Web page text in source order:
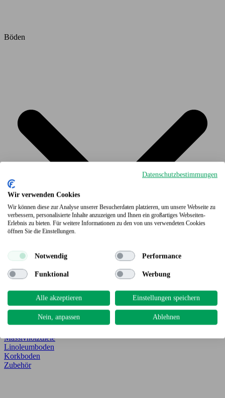
Böden
Vitawood Parkettboden
Vitawood Laminatboden
Parkettboden
Vinyl-/Designboden
Laminatboden
Massivholzdiele
Linoleumboden
Korkboden
Zubehör
Datenschutzbestimmungen
Wir verwenden Cookies
Wir können diese zur Analyse unserer Besucherdaten platzieren, um unsere Webseite zu
verbessern, personalisierte Inhalte anzuzeigen und Ihnen ein großartiges Webseiten-
Erlebnis zu bieten. Für weitere Informationen zu den von uns verwendeten Cookies
öffnen Sie die Einstellungen.
Notwendig Performance
Funktional Werbung
Alle akzeptieren Einstellungen speichern
Nein, anpassen Ablehnen